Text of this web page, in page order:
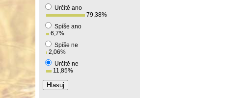
Určitě ano
79,38%
Spíše ano
6,7%
Spíše ne
2,06%
Určitě ne
11,85%